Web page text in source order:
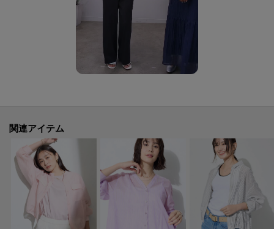
洗濯方法：洗濯機洗い可
■気になるアイテムは『お気に入り登録』がおすすめです！■
[お気に入り登録とは？]
オンラインサイトの各アイテムにある「♡マーク」を
クリックして簡単に追加できます！
[おすすめPOINT]
関連アイテム